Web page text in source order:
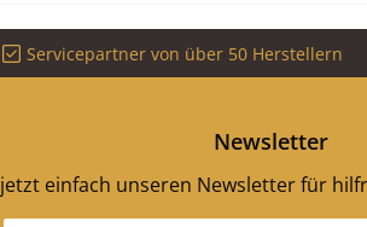
Servicepartner von über 50 Herstellern
Newsletter
einfach unseren Newsletter für